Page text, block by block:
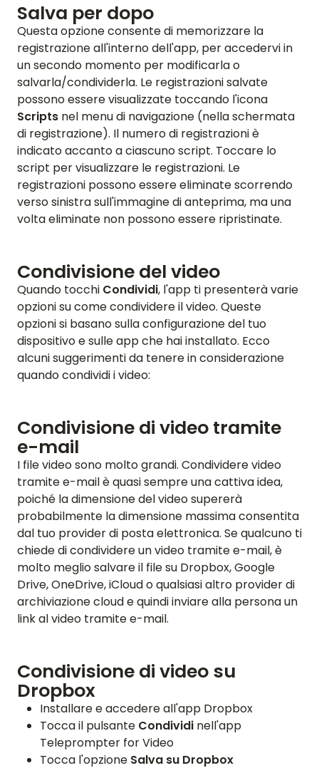
Salva per dopo
Questa opzione consente di memorizzare la
registrazione all'interno dell'app, per accedervi in
un secondo momento per modificarla o
salvarla/condividerla. Le registrazioni salvate
possono essere visualizzate toccando l'icona
Scripts nel menu di navigazione (nella schermata
di registrazione). Il numero di registrazioni è
indicato accanto a ciascuno script. Toccare lo
script per visualizzare le registrazioni. Le
registrazioni possono essere eliminate scorrendo
verso sinistra sull'immagine di anteprima, ma una
volta eliminate non possono essere ripristinate.
Condivisione del video
Quando tocchi Condividi, l'app ti presenterà varie
opzioni su come condividere il video. Queste
opzioni si basano sulla configurazione del tuo
dispositivo e sulle app che hai installato. Ecco
alcuni suggerimenti da tenere in considerazione
quando condividi i video:
Condivisione di video tramite
e-mail
I file video sono molto grandi. Condividere video
tramite e-mail è quasi sempre una cattiva idea,
poiché la dimensione del video supererà
probabilmente la dimensione massima consentita
dal tuo provider di posta elettronica. Se qualcuno ti
chiede di condividere un video tramite e-mail, è
molto meglio salvare il file su Dropbox, Google
Drive, OneDrive, iCloud o qualsiasi altro provider di
archiviazione cloud e quindi inviare alla persona un
link al video tramite e-mail.
Condivisione di video su
Dropbox
Installare e accedere all'app Dropbox
Tocca il pulsante Condividi nell'app
Teleprompter for Video
Tocca l'opzione Salva su Dropbox